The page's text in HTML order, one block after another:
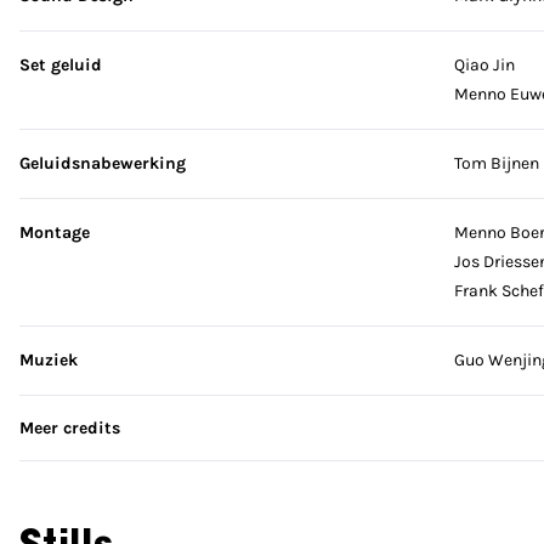
Set geluid
Qiao Jin
Menno
Geluidsnabewerking Tom Bijnen
Montage
Menno
Jos
Frank
Muziek Guo
Meer credits